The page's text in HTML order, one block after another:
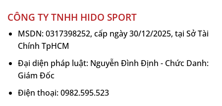
Ngăn giữ nhiệt: 2 ngăn
Sức chứa vợt: Tối đa 4 cây
Khoang đựng giày riêng: Có
Kiểu sử dụng: Ba lô / Túi du lịch
Màu sắc: Tropic Tide
CÔNG TY TNHH HIDO SPORT
MSDN: 0317398252, cấp ngày 30/12/2025, tại Sở Tài
Chính TpHCM
Đại diện pháp luật: Nguyễn Đình Định - Chức Danh:
Giám Đốc
Điện thoại: 0982.595.523